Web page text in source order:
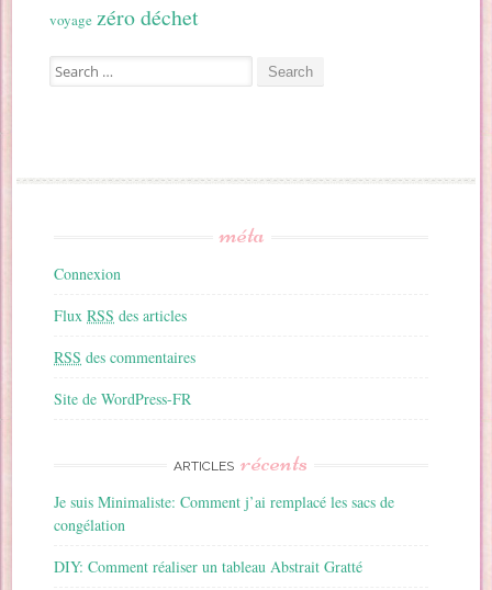
voyage zéro déchet
Search for:
méta
Connexion
FluxRSS des articles
RSS des commentaires
Site de WordPress-FR
ARTICLES récents
Je suis Minimaliste: Comment j’ai remplacé les sacs de
congélation
DIY: Comment réaliser un tableau Abstrait Gratté